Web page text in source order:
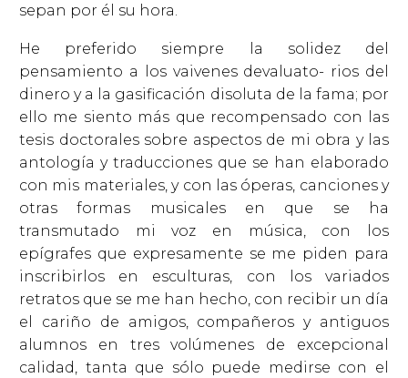
sepan por él su hora.
He preferido siempre la solidez del
pensamiento a los vaivenes devaluato- rios del
dinero y a la gasificación disoluta de la fama; por
ello me siento más que recompensado con las
tesis doctorales sobre aspectos de mi obra y las
antología y traducciones que se han elaborado
con mis materiales, y con las óperas, canciones y
otras formas musicales en que se ha
transmutado mi voz en música, con los
epígrafes que expresamente se me piden para
inscribirlos en esculturas, con los variados
retratos que se me han hecho, con recibir un día
el cariño de amigos, compañeros y antiguos
alumnos en tres volúmenes de excepcional
calidad, tanta que sólo puede medirse con el